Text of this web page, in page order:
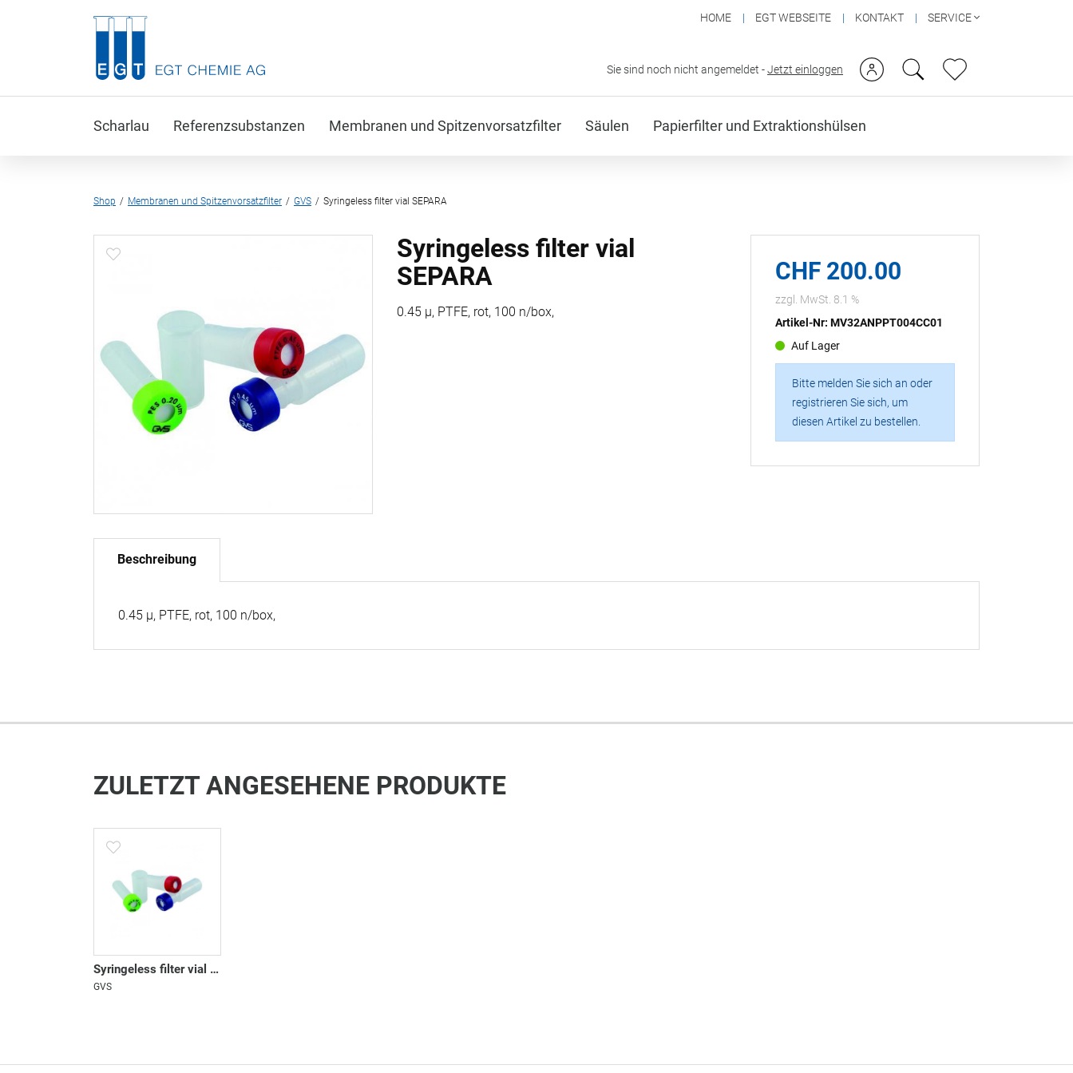
HOME EGT WEBSEITE KONTAKT SERVICE
Sie sind noch nicht angemeldet -Jetzt einloggen
Scharlau Referenzsubstanzen Membranen und Spitzenvorsatzfilter Säulen Papierfilter und Extraktionshülsen
Shop Membranen und Spitzenvorsatzfilter GVS Syringeless filter vial SEPARA
Syringeless filter vial
SEPARA
0.45 µ, PTFE, rot, 100 n/box,
CHF 200.00
zzgl. MwSt. 8.1 %
Artikel-Nr: MV32ANPPT004CC01
Auf Lager
Bitte melden Sie sich an oder
registrieren Sie sich, um
diesen Artikel zu bestellen.
Beschreibung
0.45 µ, PTFE, rot, 100 n/box,
ZULETZT ANGESEHENE PRODUKTE
Syringeless filter vial SEPARA
GVS